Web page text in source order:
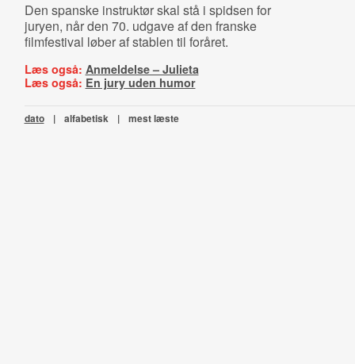
Den spanske instruktør skal stå i spidsen for
juryen, når den 70. udgave af den franske
filmfestival løber af stablen til foråret.
Læs også: Anmeldelse – Julieta
Læs også: En jury uden humor
dato | alfabetisk | mest læste